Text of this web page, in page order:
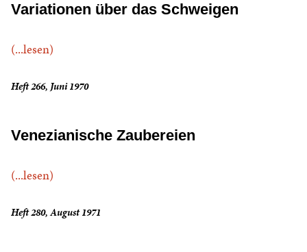
Variationen über das Schweigen
(...lesen)
Heft 266, Juni 1970
Venezianische Zaubereien
(...lesen)
Heft 280, August 1971